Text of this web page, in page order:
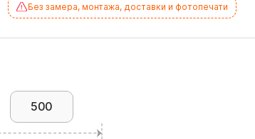
Без замера, монтажа, доставки и фотопечати